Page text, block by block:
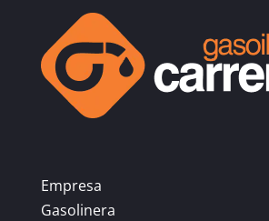
Empresa
Gasolinera